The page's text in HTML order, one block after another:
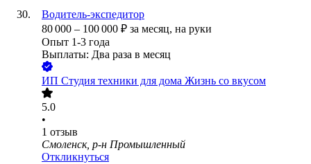
Водитель-экспедитор
80 000 – 100 000 ₽ за месяц, на руки
Опыт 1-3 года
Выплаты: Два раза в месяц
ИП Студия техники для дома Жизнь со вкусом
5.0
•
1 отзыв
Смоленск, р-н Промышленный
Откликнуться